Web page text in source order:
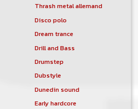
Thrash metal allemand
Disco polo
Dream trance
Drill and Bass
Drumstep
Dubstyle
Dunedin sound
Early hardcore